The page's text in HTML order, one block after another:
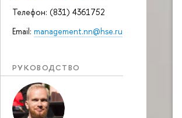
Телефон: (831) 4361752
Email: management.nn@hse.ru
РУКОВОДСТВО